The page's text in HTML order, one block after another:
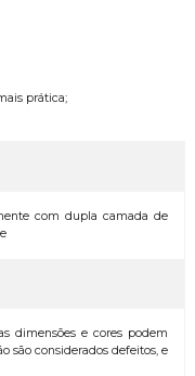
prática;
com dupla camada de
dimensões e cores podem
são considerados defeitos, e